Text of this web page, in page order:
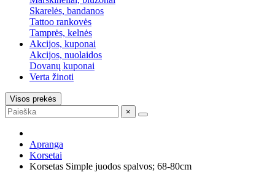
Skarelės, bandanos
Tattoo rankovės
Tamprės, kelnės
Akcijos, kuponai
Akcijos, nuolaidos
Dovanų kuponai
Verta žinoti
Visos prekės
×
Apranga
Korsetai
Korsetas Simple juodos spalvos; 68-80cm